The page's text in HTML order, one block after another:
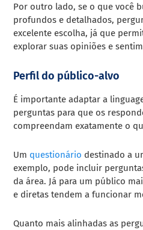
Por outro lado, se o que você
profundos e detalhados,
excelente escolha, já que
explorar suas opiniões e
Perfil do público-alvo
É importante adaptar a
perguntas para que os
compreendam exatamente o
Um questionário destinado a
exemplo, pode incluir
da área. Já para um público
e diretas tendem a funcionar
Quanto mais alinhadas as